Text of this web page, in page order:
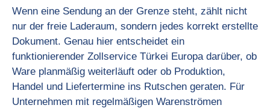
Wenn eine Sendung an der Grenze steht, zählt nicht
nur der freie Laderaum, sondern jedes korrekt erstellte
Dokument. Genau hier entscheidet ein
funktionierender Zollservice Türkei Europa darüber, ob
Ware planmäßig weiterläuft oder ob Produktion,
Handel und Liefertermine ins Rutschen geraten. Für
Unternehmen mit regelmäßigen Warenströmen